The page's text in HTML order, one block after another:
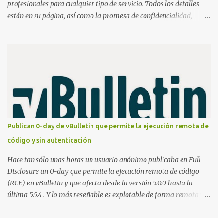
profesionales para cualquier tipo de servicio. Todos los detalles
están en su página, así como la promesa de confidencialidad,
"uso legal y ético", y sin embargo existen propuestas de dudosa
ética como para entrar en cuentas de Gmail o WhatsApp,
comprometer bases de datos o cambiar notas de cursos. La Lista
de Hackers, que atrajo la atención mundial después de un informe
publicado en The New York Times, trabaja al estilo "llave en
mano". El cliente presenta la propuesta, recibe ofertas para prestar
el servicio y la garantía de los promotores del sitio de que el
demandado cumple con ...
Publican 0-day de vBulletin que permite la ejecución remota de
código y sin autenticación
Hace tan sólo unas horas un usuario anónimo publicaba en Full
Disclosure un 0-day que permite la ejecución remota de código
(RCE) en vBulletin y que afecta desde la versión 5.0.0 hasta la
última 5.5.4 . Y lo más reseñable es explotable de forma remota y